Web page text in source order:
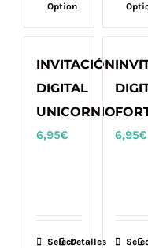
Option
INVITACIÓN
DIGITAL
UNICORNIO
6,95€
SelectDetalles
6,95€